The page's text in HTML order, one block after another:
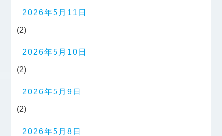
2026年5月11日
(2)
2026年5月10日
(2)
2026年5月9日
(2)
2026年5月8日